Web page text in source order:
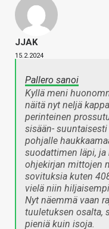
JJAK
15.2.2024
Pallero sanoi
Kyllä meni
näitä nyt neljä
perinteinen
sisään-
pohjalle
suodattimen läpi,
ohjekirjan mittojen
sovituksia kuten
vielä niin
Nyt näemmä vaan
tuuletuksen osalta,
pieniä kuin isoja.